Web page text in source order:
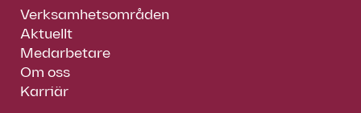
Verksamhetsområden
Aktuellt
Medarbetare
Om oss
Karriär